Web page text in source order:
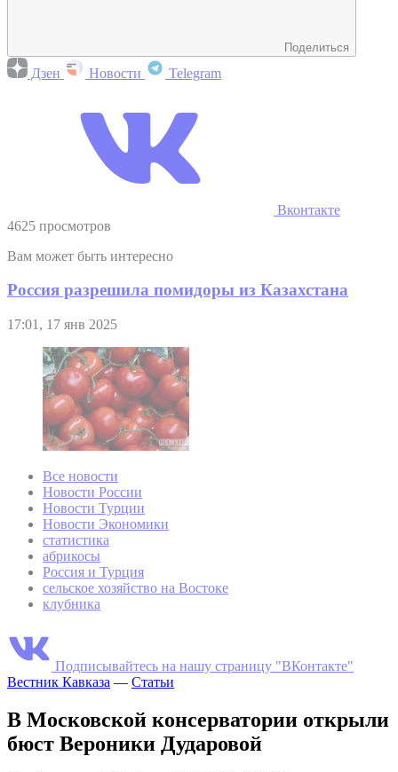
Поделиться
Дзен Новости Telegram
Вконтакте
4625 просмотров
Вам может быть интересно
Россия разрешила помидоры из Казахстана
17:01, 17 янв 2025
Все новости
Новости России
Новости Турции
Новости Экономики
статистика
абрикосы
Россия и Турция
сельское хозяйство на Востоке
клубника
Подписывайтесь на нашу страницу "ВКонтакте"
Вестник Кавказа — Статьи
В Московской консерватории открыли
бюст Вероники Дударовой